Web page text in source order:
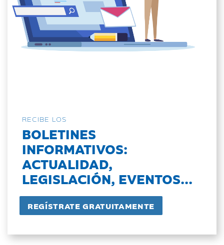
RECIBE LOS
BOLETINES
INFORMATIVOS:
ACTUALIDAD,
LEGISLACIÓN, EVENTOS...